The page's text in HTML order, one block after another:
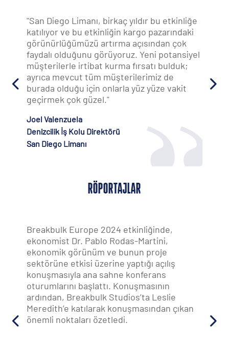
"San Diego Limanı, birkaç yıldır bu etkinliğe
katılıyor ve bu etkinliğin kargo pazarındaki
görünürlüğümüzü artırma açısından çok
faydalı olduğunu görüyoruz. Yeni potansiyel
müşterilerle irtibat kurma fırsatı bulduk;
ayrıca mevcut tüm müşterilerimiz de
burada olduğu için onlarla yüz yüze vakit
geçirmek çok güzel."
Joel Valenzuela
Denizcilik İş Kolu Direktörü
San Diego Limanı
RÖPORTAJLAR
Breakbulk Europe 2024 etkinliğinde,
ekonomist Dr. Pablo Rodas-Martini,
ekonomik görünüm ve bunun proje
sektörüne etkisi üzerine yaptığı açılış
konuşmasıyla ana sahne konferans
oturumlarını başlattı. Konuşmasının
ardından, Breakbulk Studios’ta Leslie
Meredith’e katılarak konuşmasından çıkan
önemli noktaları özetledi.